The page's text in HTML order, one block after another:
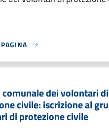
comunale dei volontari di
civile: iscrizione al
di protezione civile